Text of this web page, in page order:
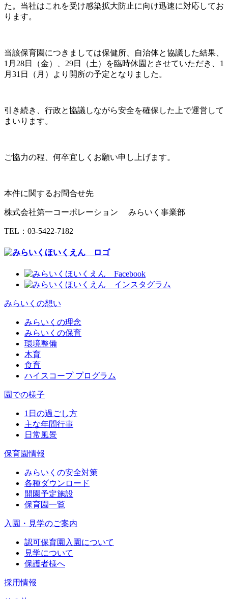
た。当社はこれを受け感染拡大防止に向け迅速に対応してお
ります。
当該保育園につきましては保健所、自治体と協議した結果、
1月28日（金）、29日（土）を臨時休園とさせていただき、1
月31日（月）より開所の予定となりました。
引き続き、行政と協議しながら安全を確保した上で運営して
まいります。
ご協力の程、何卒宜しくお願い申し上げます。
本件に関するお問合せ先
株式会社第一コーポレーション みらいく事業部
TEL：03-5422-7182
みらいくの想い
みらいくの理念
みらいくの保育
環境整備
木育
食育
ハイスコープ プログラム
園での様子
1日の過ごし方
主な年間行事
日常風景
保育園情報
みらいくの安全対策
各種ダウンロード
開園予定施設
保育園一覧
入園・見学のご案内
認可保育園入園について
見学について
保護者様へ
採用情報